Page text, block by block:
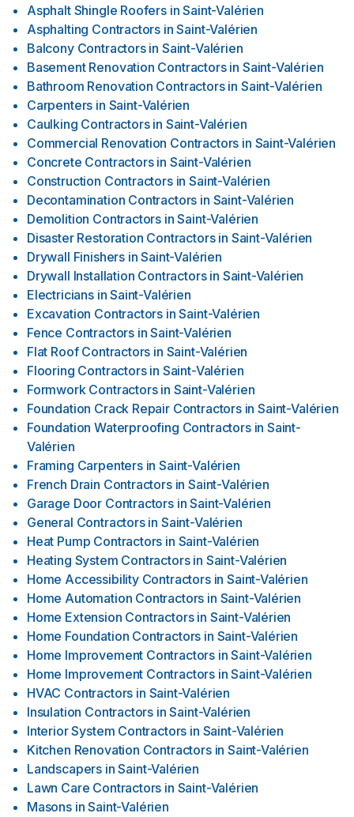
Asphalt Shingle Roofers in Saint-Valérien
Asphalting Contractors in Saint-Valérien
Balcony Contractors in Saint-Valérien
Basement Renovation Contractors in Saint-Valérien
Bathroom Renovation Contractors in Saint-Valérien
Carpenters in Saint-Valérien
Caulking Contractors in Saint-Valérien
Commercial Renovation Contractors in Saint-Valérien
Concrete Contractors in Saint-Valérien
Construction Contractors in Saint-Valérien
Decontamination Contractors in Saint-Valérien
Demolition Contractors in Saint-Valérien
Disaster Restoration Contractors in Saint-Valérien
Drywall Finishers in Saint-Valérien
Drywall Installation Contractors in Saint-Valérien
Electricians in Saint-Valérien
Excavation Contractors in Saint-Valérien
Fence Contractors in Saint-Valérien
Flat Roof Contractors in Saint-Valérien
Flooring Contractors in Saint-Valérien
Formwork Contractors in Saint-Valérien
Foundation Crack Repair Contractors in Saint-Valérien
Foundation Waterproofing Contractors in Saint-
Valérien
Framing Carpenters in Saint-Valérien
French Drain Contractors in Saint-Valérien
Garage Door Contractors in Saint-Valérien
General Contractors in Saint-Valérien
Heat Pump Contractors in Saint-Valérien
Heating System Contractors in Saint-Valérien
Home Accessibility Contractors in Saint-Valérien
Home Automation Contractors in Saint-Valérien
Home Extension Contractors in Saint-Valérien
Home Foundation Contractors in Saint-Valérien
Home Improvement Contractors in Saint-Valérien
Home Improvement Contractors in Saint-Valérien
HVAC Contractors in Saint-Valérien
Insulation Contractors in Saint-Valérien
Interior System Contractors in Saint-Valérien
Kitchen Renovation Contractors in Saint-Valérien
Landscapers in Saint-Valérien
Lawn Care Contractors in Saint-Valérien
Masons in Saint-Valérien